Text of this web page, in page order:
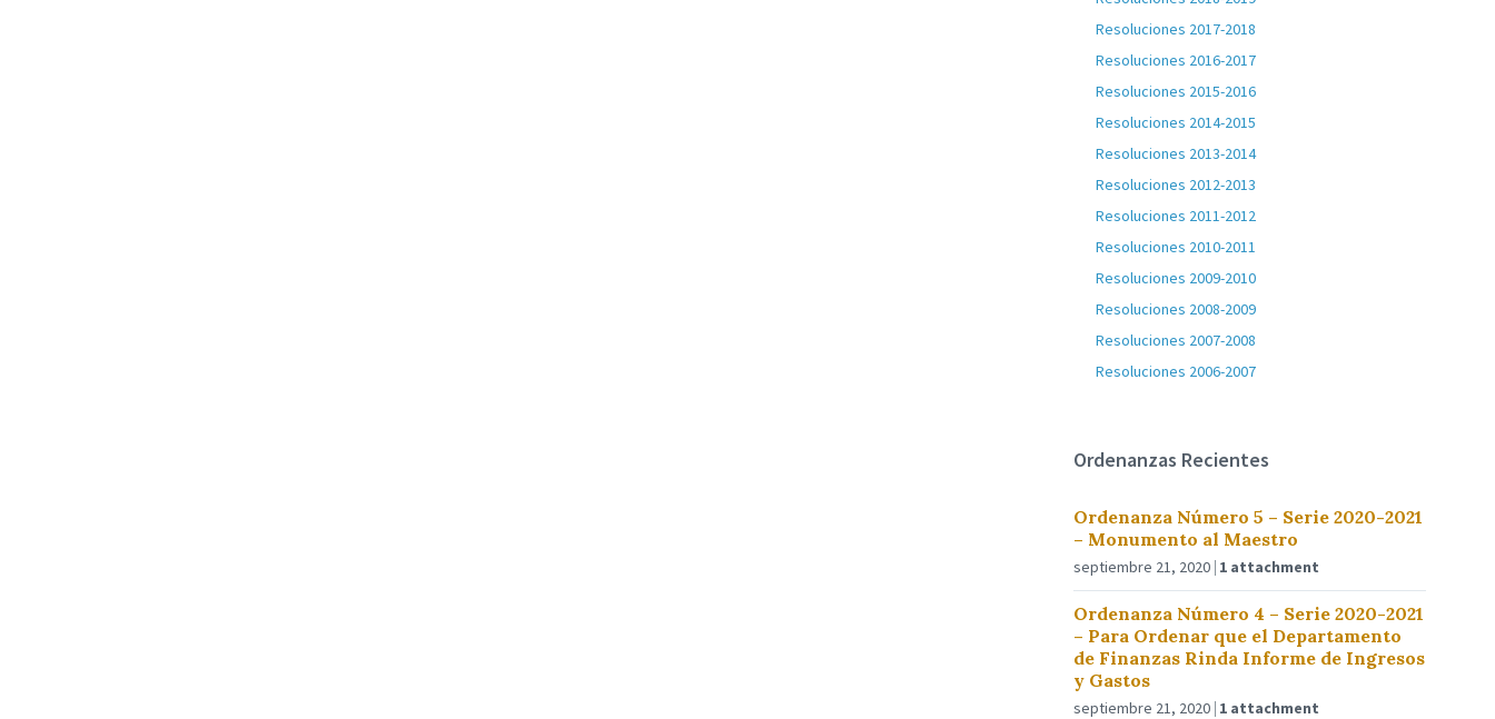
Resoluciones 2017-2018
Resoluciones 2016-2017
Resoluciones 2015-2016
Resoluciones 2014-2015
Resoluciones 2013-2014
Resoluciones 2012-2013
Resoluciones 2011-2012
Resoluciones 2010-2011
Resoluciones 2009-2010
Resoluciones 2008-2009
Resoluciones 2007-2008
Resoluciones 2006-2007
Ordenanzas Recientes
Ordenanza Número 5 – Serie 2020-2021
– Monumento al Maestro
septiembre 21, 2020 1 attachment
Ordenanza Número 4 – Serie 2020-2021
– Para Ordenar que el Departamento
de Finanzas Rinda Informe de Ingresos
y Gastos
septiembre 21, 2020 1 attachment